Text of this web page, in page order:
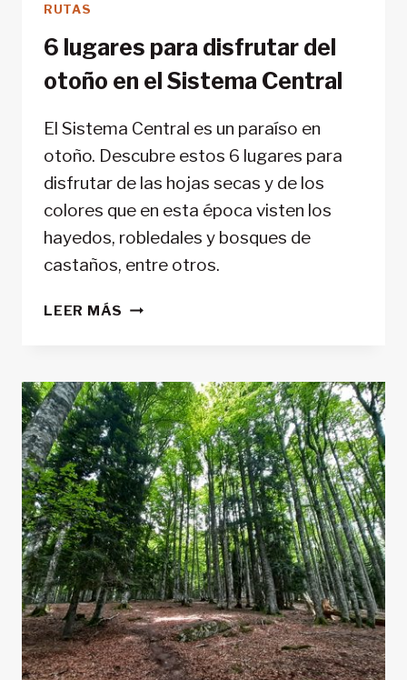
RUTAS
6 lugares para disfrutar del
otoño en el Sistema Central
El Sistema Central es un paraíso en
otoño. Descubre estos 6 lugares para
disfrutar de las hojas secas y de los
colores que en esta época visten los
hayedos, robledales y bosques de
castaños, entre otros.
LEER MÁS 6
DEL
OTOÑO
EN
EL
SISTEMA
CENTRAL